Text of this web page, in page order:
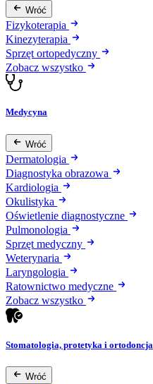
Wróć
Fizykoterapia
Kinezyterapia
Sprzęt ortopedyczny
Zobacz wszystko
Medycyna
Wróć
Dermatologia
Diagnostyka obrazowa
Kardiologia
Okulistyka
Oświetlenie diagnostyczne
Pulmonologia
Sprzęt medyczny
Weterynaria
Laryngologia
Ratownictwo medyczne
Zobacz wszystko
Stomatologia, protetyka i ortodoncja
Wróć